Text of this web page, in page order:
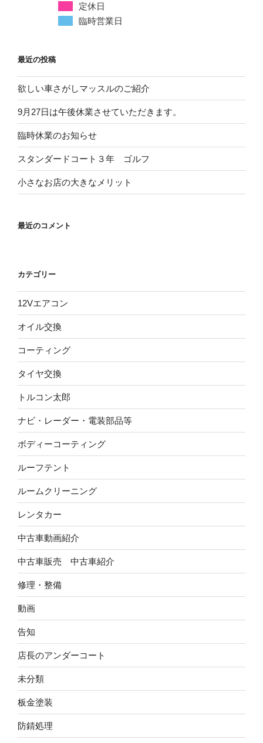
定休日
臨時営業日
最近の投稿
欲しい車さがしマッスルのご紹介
9月27日は午後休業させていただきます。
臨時休業のお知らせ
スタンダードコート３年 ゴルフ
小さなお店の大きなメリット
最近のコメント
カテゴリー
12Vエアコン
オイル交換
コーティング
タイヤ交換
トルコン太郎
ナビ・レーダー・電装部品等
ボディーコーティング
ルーフテント
ルームクリーニング
レンタカー
中古車動画紹介
中古車販売 中古車紹介
修理・整備
動画
告知
店長のアンダーコート
未分類
板金塗装
防錆処理